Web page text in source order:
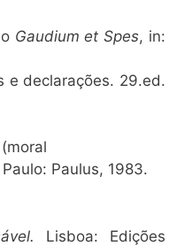
Gaudium et Spes, in:
e declarações. 29.ed.
(moral
Paulus, 1983.
Lisboa: Edições